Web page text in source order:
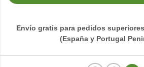
Envío gratis para pedidos
(España y Portugal